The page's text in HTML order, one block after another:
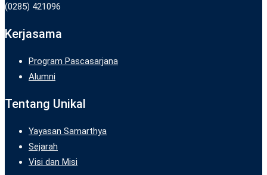
(0285) 421096
Kerjasama
Program Pascasarjana
Alumni
Tentang Unikal
Yayasan Samarthya
Sejarah
Visi dan Misi